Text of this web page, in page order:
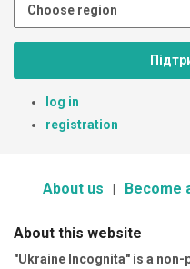
log in
registration
About us Become
About this website
"Ukraine Incognita" is a